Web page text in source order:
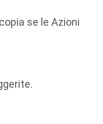
se le Azioni